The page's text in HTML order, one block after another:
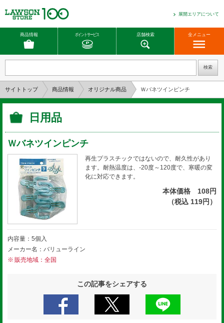
展開エリアについて
商品情報 ポイントサービス 店舗検索 全メニュー
サイトトップ 商品情報 オリジナル商品 Ｗバネツインピンチ
日用品
Ｗバネツインピンチ
再生プラスチックではないので、耐久性があり
ます。耐熱温度は、-20度～120度で、寒暖の変
化に対応できます。
本体価格 108円
（税込 119円）
内容量：5個入
メーカー名：バリューライン
販売地域：全国
この記事をシェアする